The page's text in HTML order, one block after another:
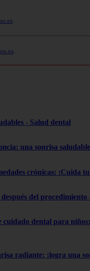
- Salud dental
una sonrisa
crónicas: ¡Cuida
del procedimiento
dental para
radiante: ¡logra una